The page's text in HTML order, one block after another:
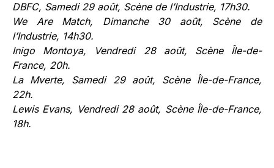
DBFC, Samedi 29 août, Scène de l’Industrie, 17h30.
We Are Match, Dimanche 30 août, Scène de
l’Industrie, 14h30.
Inigo Montoya, Vendredi 28 août, Scène Île-de-
France, 20h.
La Mverte, Samedi 29 août, Scène Île-de-France,
22h.
Lewis Evans, Vendredi 28 août, Scène Île-de-France,
18h.